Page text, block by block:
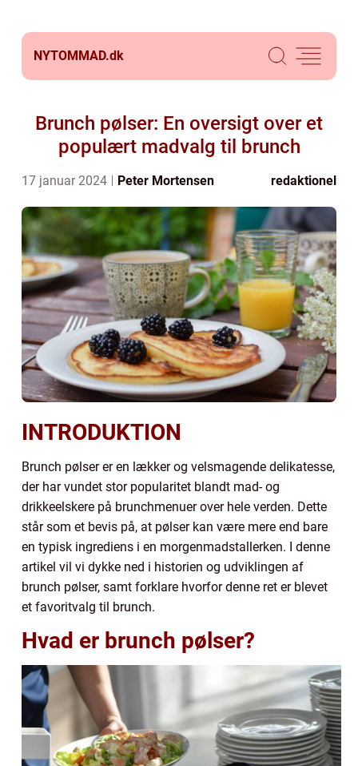
NYTOMMAD.dk
Brunch pølser: En oversigt over et
populært madvalg til brunch
17 januar 2024 Peter Mortensen redaktionel
INTRODUKTION
Brunch pølser er en lækker og velsmagende delikatesse,
der har vundet stor popularitet blandt mad- og
drikkeelskere på brunchmenuer over hele verden. Dette
står som et bevis på, at pølser kan være mere end bare
en typisk ingrediens i en morgenmadstallerken. I denne
artikel vil vi dykke ned i historien og udviklingen af
brunch pølser, samt forklare hvorfor denne ret er blevet
et favoritvalg til brunch.
Hvad er brunch pølser?